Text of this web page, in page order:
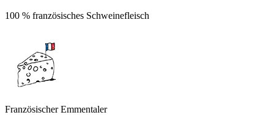
100 % französisches Schweinefleisch
Französischer Emmentaler